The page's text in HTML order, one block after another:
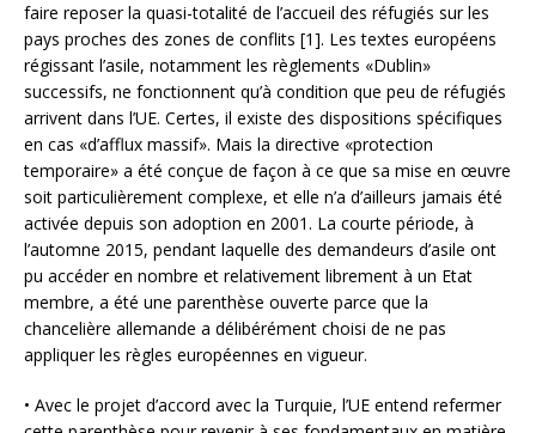
faire reposer la quasi-totalité de l’accueil des réfugiés sur les
pays proches des zones de conflits [1]. Les textes européens
régissant l’asile, notamment les règlements «Dublin»
successifs, ne fonctionnent qu’à condition que peu de réfugiés
arrivent dans l’UE. Certes, il existe des dispositions spécifiques
en cas «d’afflux massif». Mais la directive «protection
temporaire» a été conçue de façon à ce que sa mise en œuvre
soit particulièrement complexe, et elle n’a d’ailleurs jamais été
activée depuis son adoption en 2001. La courte période, à
l’automne 2015, pendant laquelle des demandeurs d’asile ont
pu accéder en nombre et relativement librement à un Etat
membre, a été une parenthèse ouverte parce que la
chancelière allemande a délibérément choisi de ne pas
appliquer les règles européennes en vigueur.
• Avec le projet d’accord avec la Turquie, l’UE entend refermer